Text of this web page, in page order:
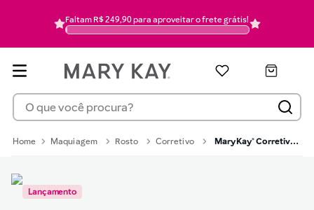
Faltam R$ 249,90 para aproveitar o frete grátis!
O que você procura?
Maquiagem Rosto Corretivo Mary Kay® Corretivo para Área dos Olhos - Pêssego
Lançamento
hidratante
mascara cilios
pincel
10 protetor solar